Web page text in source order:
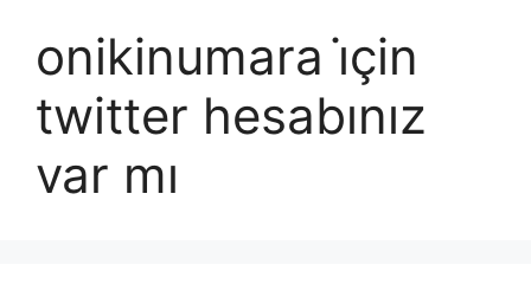
onikinumara i̇çin
twitter hesabınız
var mı